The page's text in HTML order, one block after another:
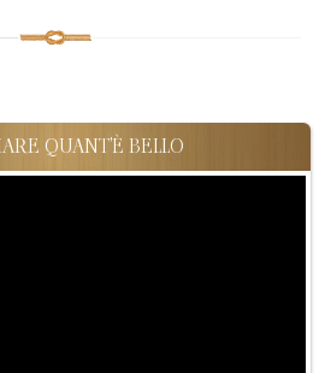
QUANT'È BELLO